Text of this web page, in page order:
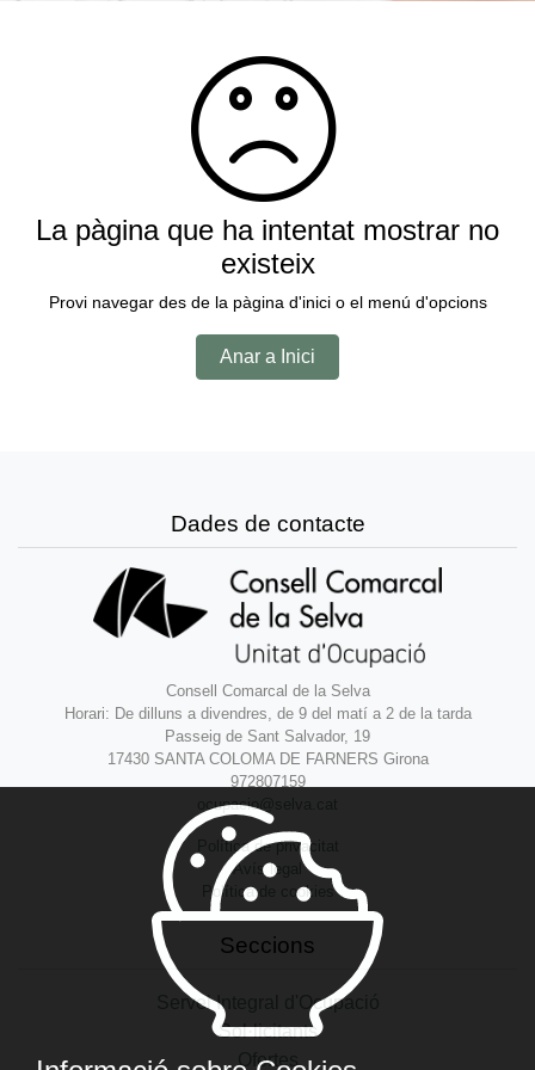
La pàgina que ha intentat mostrar no
existeix
Provi navegar des de la pàgina d'inici o el menú d'opcions
Anar a Inici
Dades de contacte
Consell Comarcal de la Selva
Horari: De dilluns a divendres, de 9 del matí a 2 de la tarda
Passeig de Sant Salvador, 19
17430 SANTA COLOMA DE FARNERS Girona
972807159
ocupacio@selva.cat
Política de privacitat
Avís legal
Política de cookies
Seccions
Servei Integral d'Ocupació
Sol·licitants
Ofertes